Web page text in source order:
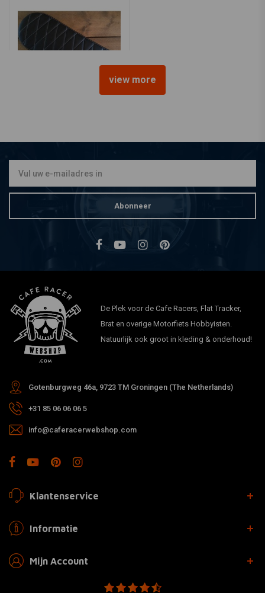
Long 60
view more
Abonneer
De Plek voor de Cafe Racers, Flat Tracker,
Brat en overige Motorfiets Hobbyisten.
Natuurlijk ook groot in kleding & onderhoud!
Gotenburgweg 46a, 9723 TM Groningen (The Netherlands)
+31 85 06 06 06 5
info@caferacerwebshop.com
Klantenservice
Informatie
Mijn Account